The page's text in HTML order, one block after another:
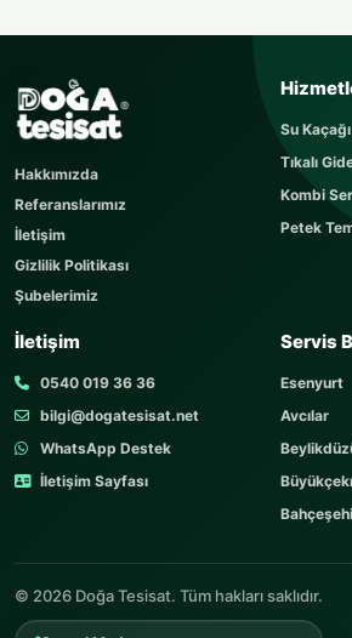
Sorunuzu kısaca yazın
Sorunuz hemen yayınlanır, cevabı
dakika içerisinde cevaplanır. Sorular
KONU
Hakkımızda
Referanslarımız
İletişim
Gizlilik Politikası
Şubelerimiz
Su
Tıkalı
Kombi
Petek
İletişim
0540 019 36 36
bilgi@dogatesisat.net
WhatsApp Destek
İletişim Sayfası
Servis
Esenyurt
Avcılar
© 2026 Doğa Tesisat. Tüm hakları saklıdır.